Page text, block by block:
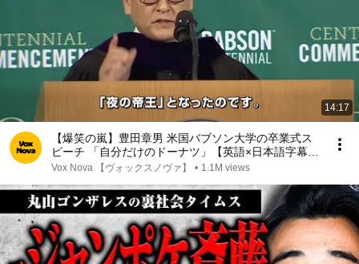
14:17
【爆笑の嵐】豊田章男 米国バブソン大学の卒業式ス
ピーチ 「自分だけのドーナツ」【英語×日本語字幕】
TOYOTA トヨタ自動車
Vox Nova 【ヴォックスノヴァ】 • 1.1M views